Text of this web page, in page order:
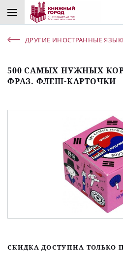
ДРУГИЕ ИНОСТРАННЫЕ
500 САМЫХ НУЖНЫХ
ФРАЗ. ФЛЕШ-КАРТОЧКИ
СКИДКА ДОСТУПНА ТОЛЬКО